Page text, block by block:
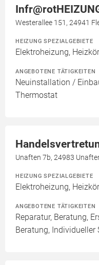
Westerallee 151, 24941
HEIZUNG SPEZIALGEBIETE
Elektroheizung,
ANGEBOTENE TÄTIGKEITEN
Neuinstallation /
Thermostat
Unaften 7b, 24983
HEIZUNG SPEZIALGEBIETE
Elektroheizung,
ANGEBOTENE TÄTIGKEITEN
Reparatur, Beratung,
Beratung, Individueller